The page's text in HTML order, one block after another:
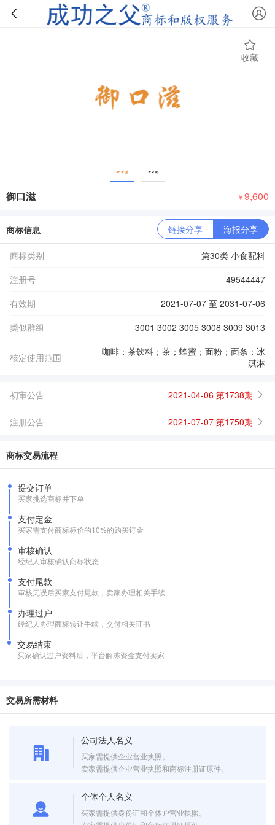
收藏
御口滋 ￥9,600
商标信息 链接分享 海报分享
商标类别
第30类 小食配料
注册号
49544447
有效期
2021-07-07 至 2031-07-06
类似群组
3001 3002 3005 3008 3009 3013
核定使用范围
咖啡；茶饮料；茶；蜂蜜；面粉；面条；冰
淇淋
初审公告 2021-04-06 第1738期
注册公告 2021-07-07 第1750期
商标交易流程
提交订单
买家挑选商标并下单
支付定金
买家需支付商标标价的10%的购买订金
审核确认
经纪人审核确认商标状态
支付尾款
审核无误后买家支付尾款，卖家办理相关手续
办理过户
经纪人办理商标转让手续，交付相关证书
交易结束
买家确认过户资料后，平台解冻资金支付卖家
交易所需材料
公司法人名义
买家需提供企业营业执照。
卖家需提供企业营业执照和商标注册证原件。
个体个人名义
买家需提供身份证和个体户营业执照。